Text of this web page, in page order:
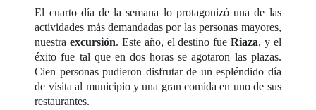
El cuarto día de la semana lo protagonizó una de las
actividades más demandadas por las personas mayores,
nuestraexcursión. Este año, el destino fueRiaza, y el
éxito fue tal que en dos horas se agotaron las plazas.
Cien personas pudieron disfrutar de un espléndido día
de visita al municipio y una gran comida en uno de sus
restaurantes.